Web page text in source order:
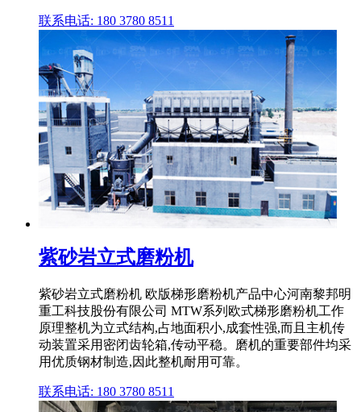
联系电话: 180 3780 8511
紫砂岩立式磨粉机
紫砂岩立式磨粉机 欧版梯形磨粉机产品中心河南黎邦明
重工科技股份有限公司 MTW系列欧式梯形磨粉机工作
原理整机为立式结构,占地面积小,成套性强,而且主机传
动装置采用密闭齿轮箱,传动平稳。磨机的重要部件均采
用优质钢材制造,因此整机耐用可靠。
联系电话: 180 3780 8511